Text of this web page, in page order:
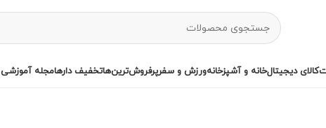
کالای دیجیتالخانه و آشپزخانهورزش و سفرپرفروش‌ترین‌هاتخفیف دارهامجله آموزشی